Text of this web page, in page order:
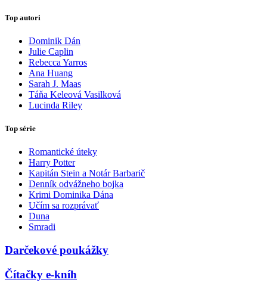
Top autori
Dominik Dán
Julie Caplin
Rebecca Yarros
Ana Huang
Sarah J. Maas
Táňa Keleová Vasilková
Lucinda Riley
Top série
Romantické úteky
Harry Potter
Kapitán Stein a Notár Barbarič
Denník odvážneho bojka
Krimi Dominika Dána
Učím sa rozprávať
Duna
Smradi
Darčekové poukážky
Čítačky e-kníh